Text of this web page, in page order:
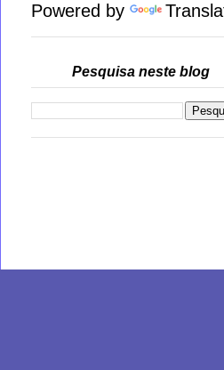
Powered by
Pesquisa neste blog